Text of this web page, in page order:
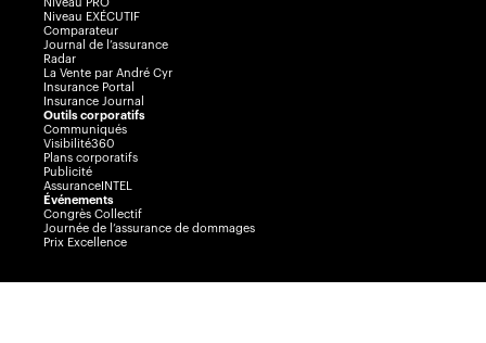
Niveau PRO
Niveau EXÉCUTIF
Comparateur
Journal de l’assurance
Radar
La Vente par André Cyr
Insurance Portal
Insurance Journal
Outils corporatifs
Communiqués
Visibilité360
Plans corporatifs
Publicité
AssuranceINTEL
Événements
Congrès Collectif
Journée de l’assurance de dommages
Prix Excellence